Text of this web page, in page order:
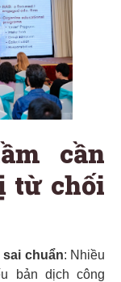
cần
từ chối
chuẩn: Nhiều
bản dịch công